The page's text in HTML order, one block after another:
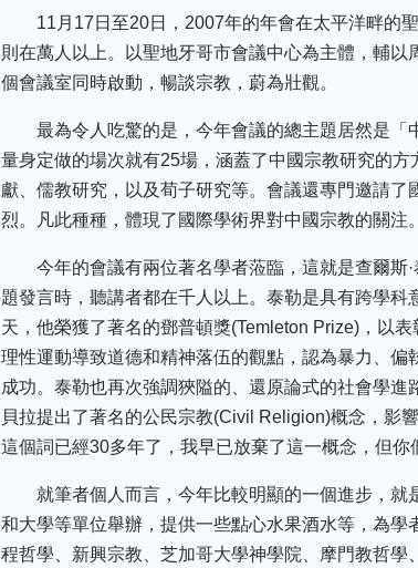
11月17日至20日，2007年的年會在太平洋畔的
則在萬人以上。以聖地牙哥市會議中心為主體，輔
個會議室同時啟動，暢談宗教，蔚為壯觀。
最為令人吃驚的是，今年會議的總主題居然是「
量身定做的場次就有25場，涵蓋了中國宗教研究的
獻、儒教研究，以及荀子研究等。會議還專門邀請
烈。凡此種種，體現了國際學術界對中國宗教的關注。
今年的會議有兩位著名學者蒞臨，這就是查爾斯
題發言時，聽講者都在千人以上。泰勒是具有跨學
天，他榮獲了著名的鄧普頓獎(Temleton Prize)，以
理性運動導致道德和精神落伍的觀點，認為暴力、
成功。泰勒也再次強調狹隘的、還原論式的社會學
貝拉提出了著名的公民宗教(Civil Religion)概念，影
這個詞已經30多年了，我早已放棄了這一概念，但你
就筆者個人而言，今年比較明顯的一個進步，
和大學等單位舉辦，提供一些點心水果酒水等，為
程哲學、新興宗教、芝加哥大學神學院、摩門教哲